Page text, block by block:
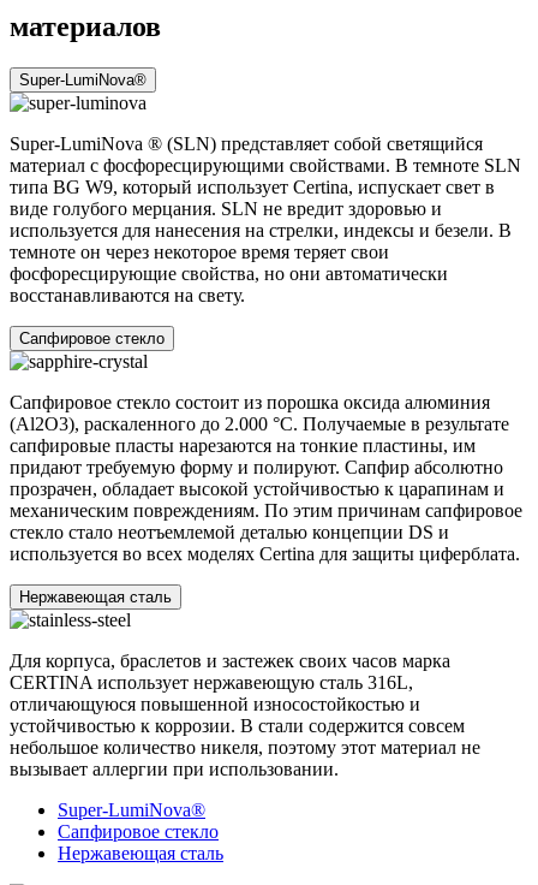
материалов
Super-LumiNova®
Super-LumiNova ® (SLN) представляет собой cветящийся
материал с фосфоресцирующими свойствами. В темноте SLN
типа BG W9, который использует Certina, испускает свет в
виде голубого мерцания. SLN не вредит здоровью и
используется для нанесения на стрелки, индексы и безели. В
темноте он через некоторое время теряет свои
фосфоресцирующие свойства, но они автоматически
восстанавливаются на свету.
Сапфировое стекло
Сапфировое стекло состоит из порошка оксида алюминия
(Al2O3), раскаленного до 2.000 °C. Получаемые в результате
сапфировые пласты нарезаются на тонкие пластины, им
придают требуемую форму и полируют. Сапфир абсолютно
прозрачен, обладает высокой устойчивостью к царапинам и
механическим повреждениям. По этим причинам сапфировое
стекло стало неотъемлемой деталью концепции DS и
используется во всех моделях Certina для защиты циферблата.
Нержавеющая сталь
Для корпуса, браслетов и застежек своих часов марка
CERTINA использует нержавеющую сталь 316L,
отличающуюся повышенной износостойкостью и
устойчивостью к коррозии. В стали содержится совсем
небольшое количество никеля, поэтому этот материал не
вызывает аллергии при использовании.
Super-LumiNova®
Сапфировое стекло
Нержавеющая сталь